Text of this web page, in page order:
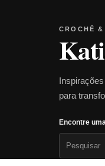
CROCHÊ
para
Encontre